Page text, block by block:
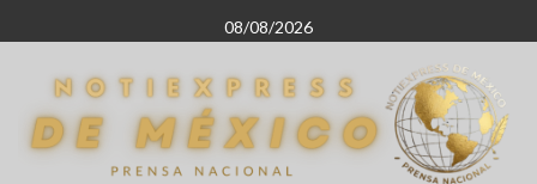
08/08/2026